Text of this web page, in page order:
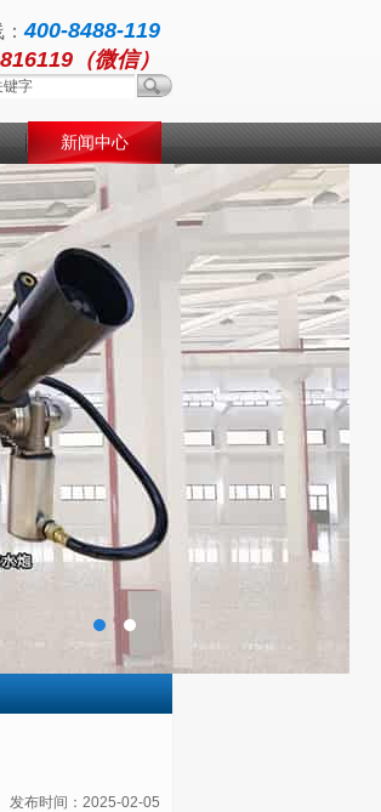
：400-8488-119
（微信）
新闻中心
发布时间：2025-02-05